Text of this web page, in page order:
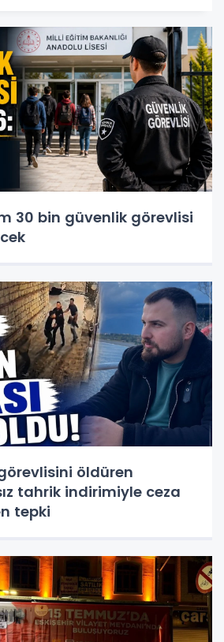
30 bin güvenlik görevlisi
öldüren
tahrik indirimiyle ceza
tepki